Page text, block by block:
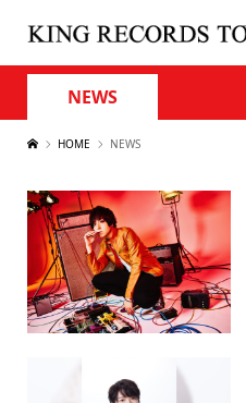
NEWS
HOME NEWS